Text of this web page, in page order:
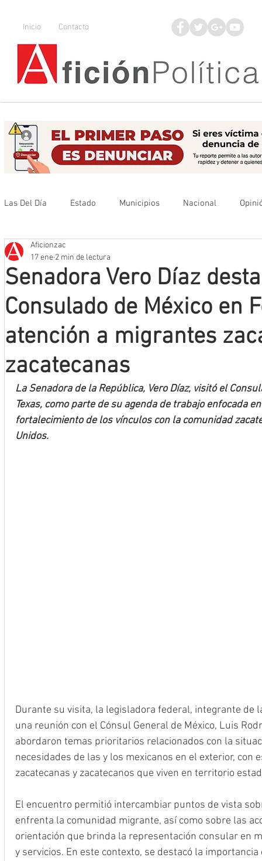
Inicio Contacto
Las Del Día Estado Municipios Nacional
Que no se olvide
Mineros LNBP
Senadora Vero Díaz
Consulado de México en
atención a migrantes
zacatecanas
Aficionzac
17 ene 2 min de lectura
La Senadora de la República, Vero Díaz, visitó el
Texas, como parte de su agenda de trabajo enfocada
fortalecimiento de los vínculos con la comunidad
Unidos.
Durante su visita, la legisladora federal, integrante de
una reunión con el Cónsul General de México, Luis
abordaron temas prioritarios relacionados con la
necesidades de las y los mexicanos en el exterior, con
zacatecanas y zacatecanos que viven en territorio
El encuentro permitió intercambiar puntos de vista
enfrenta la comunidad migrante, así como sobre las
orientación que brinda la representación consular en
y servicios. En este contexto, se destacó la